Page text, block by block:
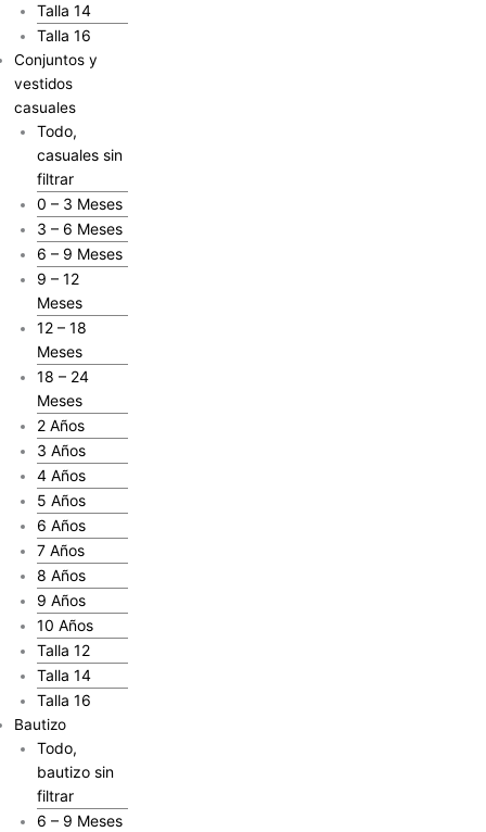
Talla 14
Talla 16
Conjuntos y
vestidos
casuales
Todo,
casuales sin
filtrar
0 – 3 Meses
3 – 6 Meses
6 – 9 Meses
9 – 12
Meses
12 – 18
Meses
18 – 24
Meses
2 Años
3 Años
4 Años
5 Años
6 Años
7 Años
8 Años
9 Años
10 Años
Talla 12
Talla 14
Talla 16
Bautizo
Todo,
bautizo sin
filtrar
6 – 9 Meses